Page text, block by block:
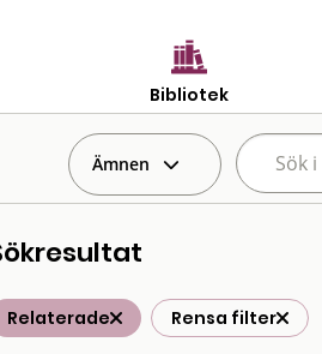
Bibliotek
Ämnen
Relaterade Rensa filter